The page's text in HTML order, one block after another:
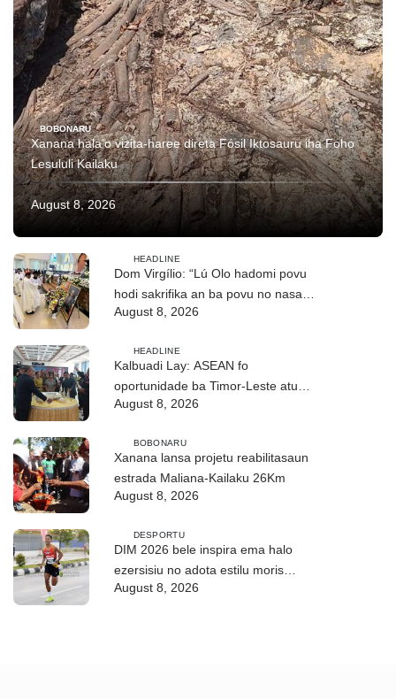
BOBONARU
Xanana hala’o vizita-haree direta Fósil Iktosauru iha Foho
Lesululi Kailaku
August 8, 2026
HEADLINE
Dom Virgílio: “Lú Olo hadomi povu
hodi sakrifika an ba povu no nasaun
ho fuan”
August 8, 2026
HEADLINE
Kalbuadi Lay: ASEAN fo
oportunidade ba Timor-Leste atu
aselera transformasaun ekonómika
August 8, 2026
BOBONARU
Xanana lansa projetu reabilitasaun
estrada Maliana-Kailaku 26Km
August 8, 2026
DESPORTU
DIM 2026 bele inspira ema halo
ezersisiu no adota estilu moris
saudável
August 8, 2026